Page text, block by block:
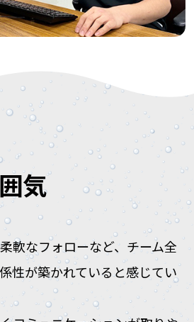
気
軟なフォローなど、チーム全
性が築かれていると感じてい